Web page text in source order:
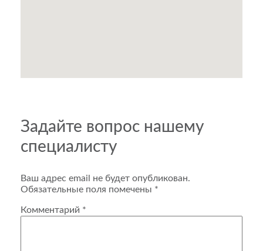
Задайте вопрос нашему
специалисту
Ваш адрес email не будет опубликован.
Обязательные поля помечены *
Комментарий *